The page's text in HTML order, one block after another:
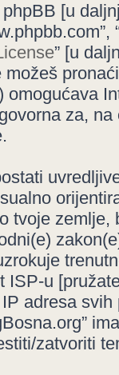
[u
” [u
možeš
omogućava
za,
tvoje zemlje,
ISP-u
adresa
zatvoriti